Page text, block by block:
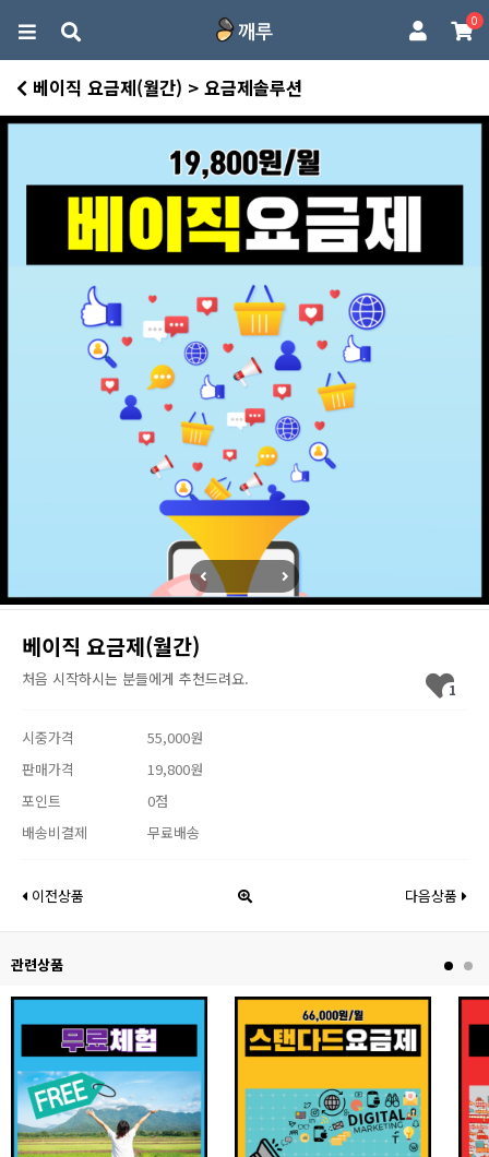
0
베이직 요금제(월간) > 요금제솔루션
베이직 요금제(월간)
처음 시작하시는 분들에게 추천드려요.
1
시중가격
55,000원
판매가격
19,800원
포인트
0점
배송비결제
무료배송
이전상품 다음상품
관련상품